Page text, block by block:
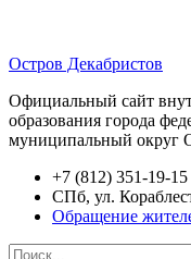
Остров Декабристов
Официальный сайт
образования города
муниципальный округ
+7 (812) 351-19-15
СПб, ул.
Обращение